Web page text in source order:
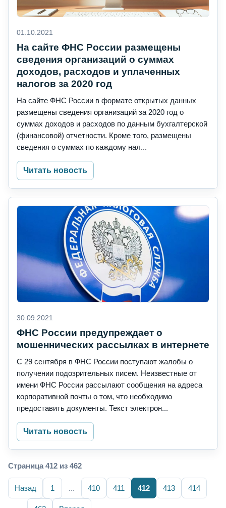
01.10.2021
На сайте ФНС России размещены
сведения организаций о суммах
доходов, расходов и уплаченных
налогов за 2020 год
На сайте ФНС России в формате открытых данных
размещены сведения организаций за 2020 год о
суммах доходов и расходов по данным бухгалтерской
(финансовой) отчетности. Кроме того, размещены
сведения о суммах по каждому нал...
Читать новость
30.09.2021
ФНС России предупреждает о
мошеннических рассылках в интернете
С 29 сентября в ФНС России поступают жалобы о
получении подозрительных писем. Неизвестные от
имени ФНС России рассылают сообщения на адреса
корпоративной почты о том, что необходимо
предоставить документы. Текст электрон...
Читать новость
Страница 412 из 462
Назад 1 ... 410 411 412 413 414